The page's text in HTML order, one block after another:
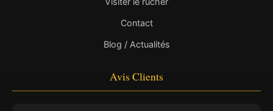
Contact
Blog / Actualités
Avis Clients